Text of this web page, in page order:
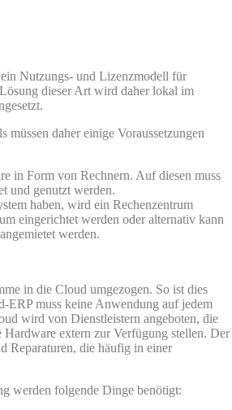
Nutzungs- und Lizenzmodell für
dieser Art wird daher lokal im
daher einige Voraussetzungen
in Form von Rechnern. Auf diesen muss
und genutzt werden.
haben, wird ein Rechenzentrum
eingerichtet werden oder alternativ kann
werden.
in die Cloud umgezogen. So ist dies
ERP muss keine Anwendung auf jedem
wird von Dienstleistern angeboten, die
extern zur Verfügung stellen. Der
Reparaturen, die häufig in einer
werden folgende Dinge benötigt: